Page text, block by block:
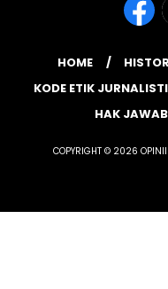
HOME
KODE ETIK
HAK JAWAB
COPYRIGHT © 2026